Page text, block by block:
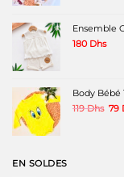
Ensemble
180 Dhs
Body
119Dhs Le
79
EN SOLDES